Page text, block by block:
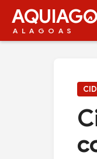
AQUIAG
ALAGOAS